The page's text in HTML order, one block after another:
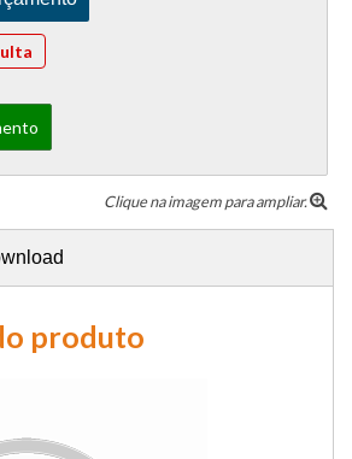
Clique na imagem para ampliar.
produto